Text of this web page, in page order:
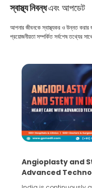
স্বাস্থ্য নিবন্ধএবং আপডেট
আপনার জীবনকে স্বাস্থ্যকর ও উন্নত করার
প্রয়োজনীয়তা সম্পর্কিত সর্বশেষ তথ্যের
5 Essential
Collection